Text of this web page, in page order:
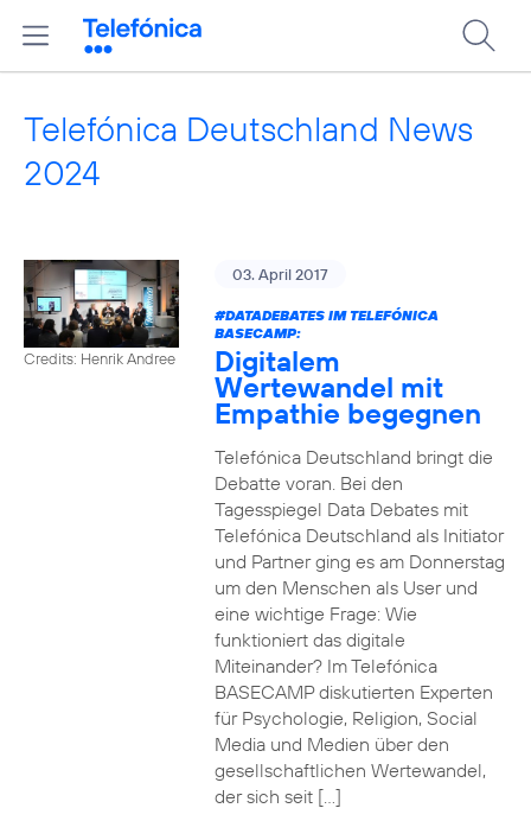
Telefónica Deutschland News
2024
Credits: Henrik Andree
03. April 2017
#DATADEBATESIM TELEFÓNICA
BASECAMP:
Digitalem
Wertewandel mit
Empathie begegnen
Telefónica Deutschland bringt die
Debatte voran. Bei den
Tagesspiegel Data Debates mit
Telefónica Deutschland als Initiator
und Partner ging es am Donnerstag
um den Menschen als User und
eine wichtige Frage: Wie
funktioniert das digitale
Miteinander? Im Telefónica
BASECAMP diskutierten Experten
für Psychologie, Religion, Social
Media und Medien über den
gesellschaftlichen Wertewandel,
der sich seit […]